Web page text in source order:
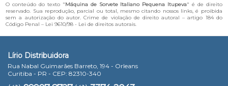
O conteúdo do texto "Máquina de Sorvete Italiano Pequena Itupeva" é de direito
reservado. Sua reprodução, parcial ou total, mesmo citando nossos links, é proibida
sem a autorização do autor. Crime de violação de direito autoral – artigo 184 do
Código Penal – Lei 9610/98 - Lei de direitos autorais.
Lírio Distribuidora
Rua Nabal Guimarães Barreto, 194 - Orleans
Curitiba - PR - CEP: 82310-340